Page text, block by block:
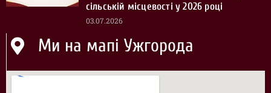
сільській місцевості у 2026 році
03.07.2026
Ми на мапі Ужгорода